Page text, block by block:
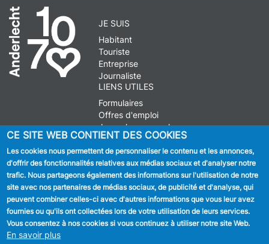
JE SUIS
Habitant
Touriste
Entreprise
Journaliste
LIENS UTILES
Formulaires
Offres d'emploi
Journal communal
Stationnement
SUIVEZ NOUS
Facebook
Linkedin
CE SITE WEB CONTIENT DES COOKIES
Les cookies nous permettent de personnaliser le contenu et les annonces,
d'offrir des fonctionnalités relatives aux médias sociaux et d'analyser notre
trafic. Nous partageons également des informations sur l'utilisation de notre
site avec nos partenaires de médias sociaux, de publicité et d'analyse, qui
peuvent combiner celles-ci avec d'autres informations que vous leur avez
fournies ou qu'ils ont collectées lors de votre utilisation de leurs services.
Vous consentez à nos cookies si vous continuez à utiliser notre site Web.
En savoir plus